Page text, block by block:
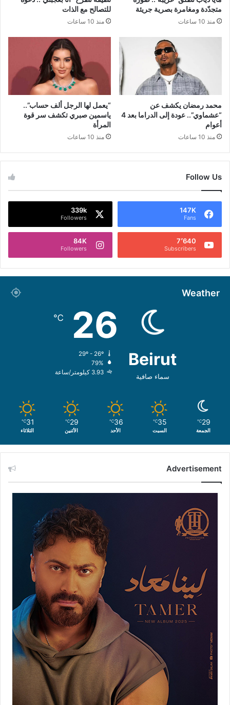
متجدّدة ومغامرة بصرية جريئة
منذ 10 ساعات
للتصالح مع الذات
منذ 10 ساعات
محمد رمضان يكشف عن
“عشماوي”.. عودة إلى الدراما بعد 4
أعوام
منذ 10 ساعات
“يعمل لها الرجل ألف حساب”..
ياسمين صبري تكشف سر قوة
المرأة
منذ 10 ساعات
Follow Us
147K
Fans
339k
Followers
7٬640
Subscribers
84K
Followers
Weather
Beirut
سماء صافية
26
℃
79%
3.93 كيلومتر/ساعة
29
℃
الجمعة
35
℃
السبت
36
℃
الأحد
29
℃
الأثنين
31
℃
الثلاثاء
Advertisement